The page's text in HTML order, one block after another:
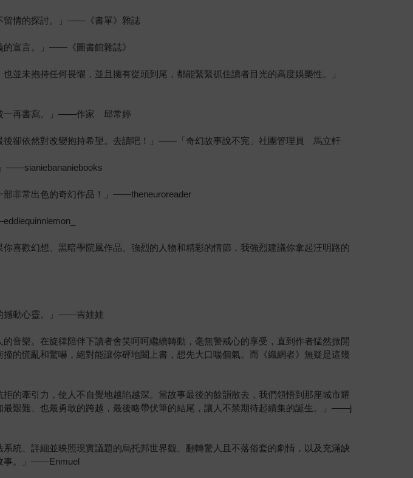
留情的探討。」——《書單》雜誌
的宣言。」——《圖書館雜誌》
並未抱持任何畏懼，並且擁有從頭到尾，都能緊緊抓住讀者目光的高度娛樂性。」
一再書寫。」——作家 邱常婷
後卻依然對改變抱持希望。去讀吧！」——「奇幻故事說不完」社團管理員 馬立軒
——sianiebananiebooks
部非常出色的奇幻作品！」——theneuroreader
喜歡幻想、黑暗學院風作品、強烈的人物和精彩的情節，我強烈建議你拿起汪明路的
撼動心靈。」——吉娃娃
音樂。在旋律陪伴下讀者會笑呵呵繼續轉動，毫無警戒心的享受，直到作者猛然掀開
慌亂和驚嚇，絕對能讓你砰地闔上書，想先大口喘個氣。而《織網者》無疑是這幾
的牽引力，使人不自覺地越陷越深。當故事最後的餘韻散去，我們領悟到那座城市耀
艱難、也最勇敢的跨越，最後略帶伏筆的結尾，讓人不禁期待起續集的誕生。」——j
統、詳細並映照現實議題的烏托邦世界觀、翻轉驚人且不落俗套的劇情，以及充滿缺
事。」——Enmuel